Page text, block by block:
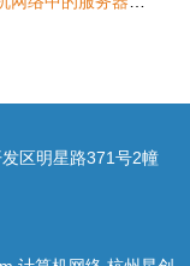
区明星路371号2幢